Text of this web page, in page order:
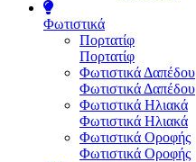
Φωτιστικά
Πορτατίφ
Πορτατίφ
Φωτιστικά Δαπέδου
Φωτιστικά Δαπέδου
Φωτιστικά Ηλιακά
Φωτιστικά Ηλιακά
Φωτιστικά Οροφής
Φωτιστικά Οροφής